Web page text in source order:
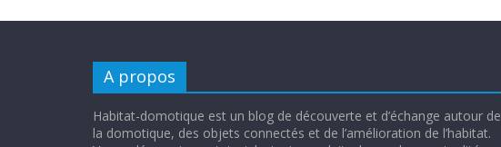
A propos
Habitat-domotique est un blog de découverte et d’échange autour de
la domotique, des objets connectés et de l’amélioration de l’habitat.